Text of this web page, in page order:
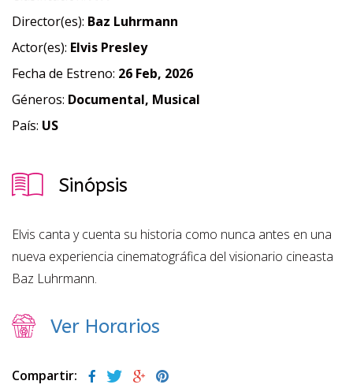
Director(es): Baz Luhrmann
Actor(es): Elvis Presley
Fecha de Estreno: 26 Feb, 2026
Géneros: Documental, Musical
País: US
Sinópsis
Elvis canta y cuenta su historia como nunca antes en una
nueva experiencia cinematográfica del visionario cineasta
Baz Luhrmann.
Ver Horarios
Compartir: